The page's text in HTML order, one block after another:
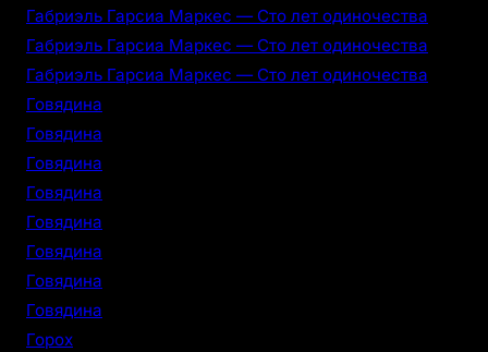
Габриэль Гарсиа Маркес — Сто лет одиночества
Габриэль Гарсиа Маркес — Сто лет одиночества
Габриэль Гарсиа Маркес — Сто лет одиночества
Говядина
Говядина
Говядина
Говядина
Говядина
Говядина
Говядина
Говядина
Горох